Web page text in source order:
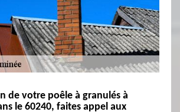
de votre poêle à granulés à
le 60240, faites appel aux